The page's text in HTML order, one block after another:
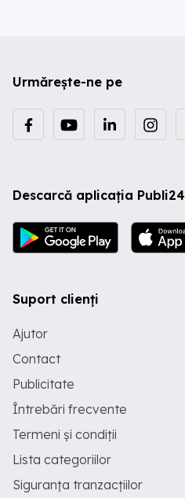
Urmărește-ne pe
Descarcă aplicația Publi24
Suport clienți
Ajutor
Contact
Publicitate
Întrebări frecvente
Termeni și condiții
Lista categoriilor
Siguranța tranzacțiilor